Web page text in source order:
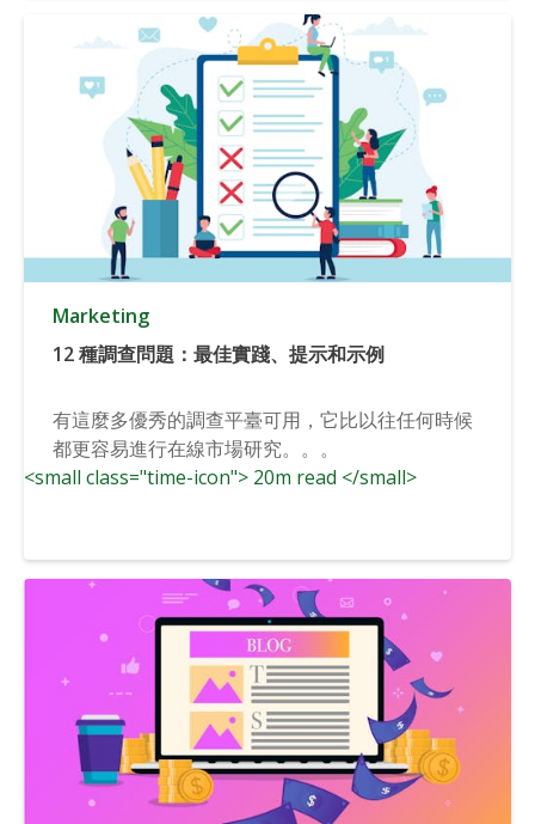
Marketing
12 種調查問題：最佳實踐、提示和示例
有這麼多優秀的調查平臺可用，它比以往任何時候
都更容易進行在線市場研究。。。
<small class="time-icon"> 20m read </small>